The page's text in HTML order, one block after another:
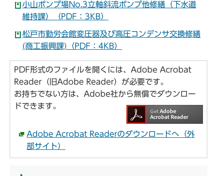
小山ポンプ場No.3立軸斜流ポンプ他修繕（下水道
維持課）（PDF：3KB）
松戸市勤労会館変圧器及び高圧コンデンサ交換修繕
(商工振興課)（PDF：4KB）
PDF形式のファイルを開くには、Adobe Acrobat
Reader（旧Adobe Reader）が必要です。
お持ちでない方は、Adobe社から無償でダウンロー
ドできます。
Adobe Acrobat Readerのダウンロードへ（外
部サイト）